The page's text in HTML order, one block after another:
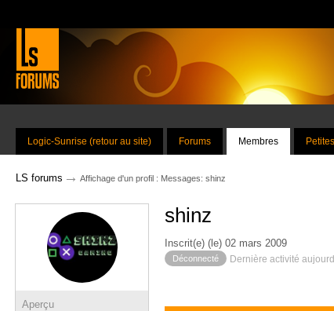
Logic-Sunrise (retour au site) Forums Membres
LS forums → Affichage d'un profil : Messages: shinz
Aperçu
shinz
Inscrit(e) (le) 02 mars 2009
Déconnecté Dernière activité